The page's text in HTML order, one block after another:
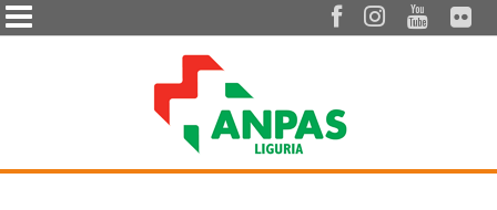
   